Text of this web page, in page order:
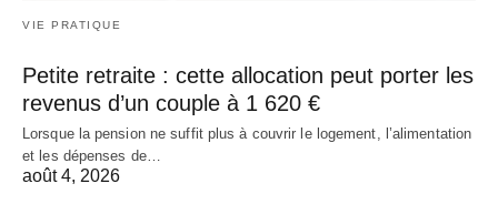
VIE PRATIQUE
Petite retraite : cette allocation peut porter les
revenus d’un couple à 1 620 €
Lorsque la pension ne suffit plus à couvrir le logement, l’alimentation
et les dépenses de…
août 4, 2026